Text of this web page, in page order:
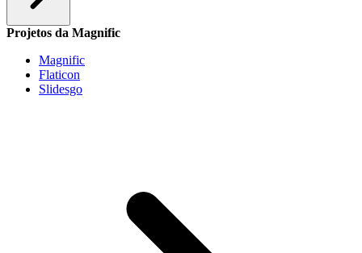
Projetos da Magnific
Magnific
Flaticon
Slidesgo